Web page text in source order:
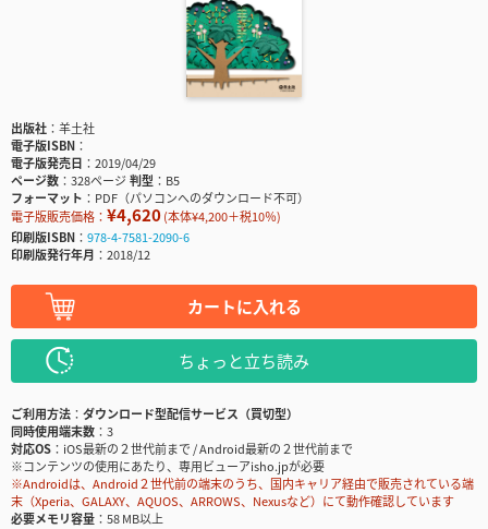
出版社
羊土社
電子版ISBN
電子版発売日
2019/04/29
ページ数
328ページ判型
B5
フォーマット
PDF（パソコンへのダウンロード不可）
電子版販売価格： ¥4,620(本体¥4,200＋税10％)
印刷版ISBN
978-4-7581-2090-6
印刷版発行年月
2018/12
カートに入れる
ちょっと立ち読み
ご利用方法
ダウンロード型配信サービス（買切型）
同時使用端末数
3
対応OS
iOS最新の２世代前まで / Android最新の２世代前まで
※コンテンツの使用にあたり、専用ビューアisho.jpが必要
※Androidは、Android２世代前の端末のうち、国内キャリア経由で販売されている端
末（Xperia、GALAXY、AQUOS、ARROWS、Nexusなど）にて動作確認しています
必要メモリ容量
58 MB以上